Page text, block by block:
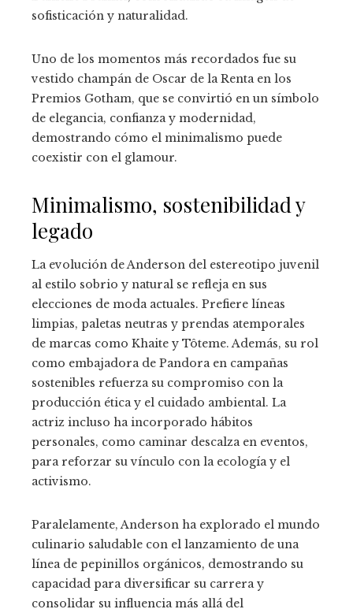
sofisticación y naturalidad.
Uno de los momentos más recordados fue su
vestido champán de Oscar de la Renta en los
Premios Gotham, que se convirtió en un símbolo
de elegancia, confianza y modernidad,
demostrando cómo el minimalismo puede
coexistir con el glamour.
Minimalismo, sostenibilidad y
legado
La evolución de Anderson del estereotipo juvenil
al estilo sobrio y natural se refleja en sus
elecciones de moda actuales. Prefiere líneas
limpias, paletas neutras y prendas atemporales
de marcas como Khaite y Tôteme. Además, su rol
como embajadora de Pandora en campañas
sostenibles refuerza su compromiso con la
producción ética y el cuidado ambiental. La
actriz incluso ha incorporado hábitos
personales, como caminar descalza en eventos,
para reforzar su vínculo con la ecología y el
activismo.
Paralelamente, Anderson ha explorado el mundo
culinario saludable con el lanzamiento de una
línea de pepinillos orgánicos, demostrando su
capacidad para diversificar su carrera y
consolidar su influencia más allá del